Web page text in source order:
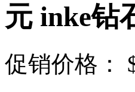
元 inke钻
促销价格：